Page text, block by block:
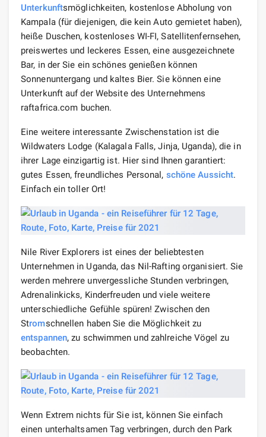
Unterkunftsmöglichkeiten, kostenlose Abholung von
Kampala (für diejenigen, die kein Auto gemietet haben),
heiße Duschen, kostenloses WI-FI, Satellitenfernsehen,
preiswertes und leckeres Essen, eine ausgezeichnete
Bar, in der Sie ein schönes genießen können
Sonnenuntergang und kaltes Bier. Sie können eine
Unterkunft auf der Website des Unternehmens
raftafrica.com buchen.
Eine weitere interessante Zwischenstation ist die
Wildwaters Lodge (Kalagala Falls, Jinja, Uganda), die in
ihrer Lage einzigartig ist. Hier sind Ihnen garantiert:
gutes Essen, freundliches Personal, schöne Aussicht.
Einfach ein toller Ort!
Nile River Explorers ist eines der beliebtesten
Unternehmen in Uganda, das Nil-Rafting organisiert. Sie
werden mehrere unvergessliche Stunden verbringen,
Adrenalinkicks, Kinderfreuden und viele weitere
unterschiedliche Gefühle spüren! Zwischen den
Stromschnellen haben Sie die Möglichkeit zu
entspannen, zu schwimmen und zahlreiche Vögel zu
beobachten.
Wenn Extrem nichts für Sie ist, können Sie einfach
einen unterhaltsamen Tag verbringen, durch den Park